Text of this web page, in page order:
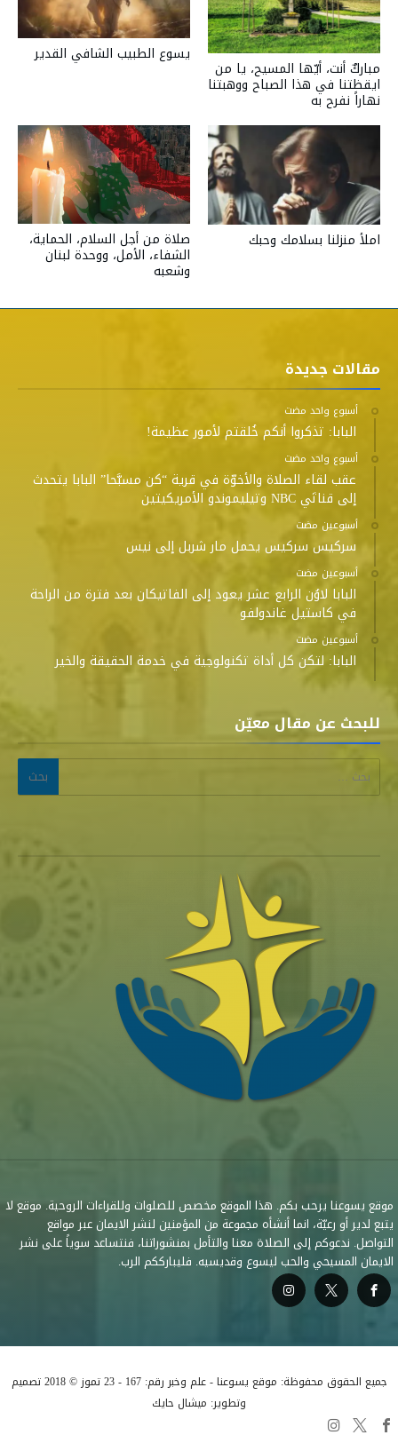
يسوع الطبيب الشافي القدير
مباركٌ أنت، أيّها المسيح، يا من
ايقظتنا في هذا الصباح ووهبتنا
نهاراً نفرح به
صلاة من أجل السلام، الحماية،
الشفاء، الأمل، ووحدة لبنان
وشعبه
املأ منزلنا بسلامك وحبك
مقالات جديدة
‫‫‫‏‫أسبوع واحد مضت‬
البابا: تذكروا أنكم خُلقتم لأمور عظيمة!
‫‫‫‏‫أسبوع واحد مضت‬
عقب لقاء الصلاة والأخوّة في قرية “كن مسبَّحا” البابا يتحدث
إلى قناتَي NBC وتيليموندو الأمريكيتين
‫‫‫‏‫أسبوعين مضت‬
سركيس سركيس يحمل مار شربل إلى نيس
‫‫‫‏‫أسبوعين مضت‬
البابا لاوُن الرابع عشر يعود إلى الفاتيكان بعد فترة من الراحة
في كاستيل غاندولفو
‫‫‫‏‫أسبوعين مضت‬
البابا: لتكن كل أداة تكنولوجية في خدمة الحقيقة والخير
للبحث عن مقال معيّن
البحث عن:
موقع يسوعنا يرحب بكم. هذا الموقع مخصص للصلوات وللقراءات الروحية. موقع لا
يتبع لدير أو رعيّة، انما أنشأه مجموعة من المؤمنين لنشر الايمان عبر مواقع
التواصل. ندعوكم إلى الصلاة معنا والتأمل بمنشوراتنا، فنتساعد سوياً على نشر
الايمان المسيحي والحب ليسوع وقديسيه. فليبارككم الرب.
جميع الحقوق محفوظة: موقع يسوعنا - علم وخبر رقم: 167 - 23 تموز © 2018 تصميم
وتطوير: ميشال حايك